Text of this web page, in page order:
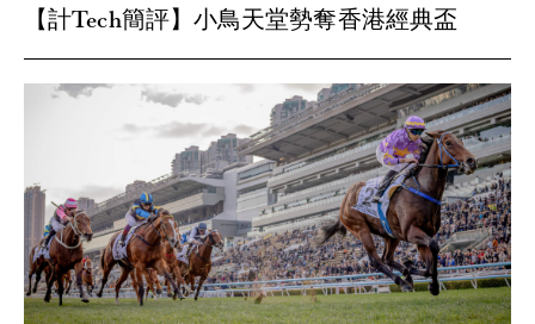
【計Tech簡評】小鳥天堂勢奪香港經典盃